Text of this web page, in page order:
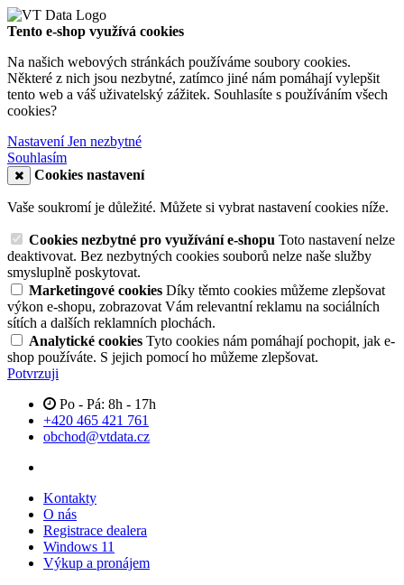
Tento e-shop využívá cookies
Na našich webových stránkách používáme soubory cookies.
Některé z nich jsou nezbytné, zatímco jiné nám pomáhají vylepšit
tento web a váš uživatelský zážitek. Souhlasíte s používáním všech
cookies?
NastaveníJen nezbytné
Souhlasím
Cookies nastavení
Vaše soukromí je důležité. Můžete si vybrat nastavení cookies níže.
Cookies nezbytné pro využívání e-shopu Toto nastavení nelze
deaktivovat. Bez nezbytných cookies souborů nelze naše služby
smysluplně poskytovat.
Marketingové cookies Díky těmto cookies můžeme zlepšovat
výkon e-shopu, zobrazovat Vám relevantní reklamu na sociálních
sítích a dalších reklamních plochách.
Analytické cookies Tyto cookies nám pomáhají pochopit, jak e-
shop používáte. S jejich pomocí ho můžeme zlepšovat.
Potvrzuji
Po - Pá: 8h - 17h
+420 465 421 761
obchod@vtdata.cz
Kontakty
O nás
Registrace dealera
Windows 11
Výkup a pronájem